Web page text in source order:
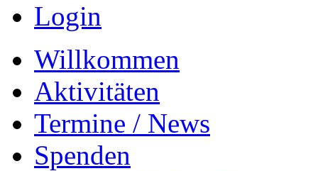
Login
Willkommen
Aktivitäten
Termine / News
Spenden